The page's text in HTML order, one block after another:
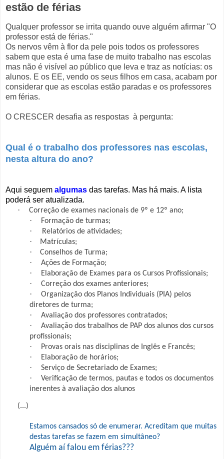
estão de férias
Qualquer professor se irrita quando ouve alguém afirmar "O
professor está de férias."
Os nervos vêm à flor da pele pois todos os professores
sabem que esta é uma fase de muito trabalho nas escolas
mas não é visível ao público que leva e traz as notícias: os
alunos. E os EE, vendo os seus filhos em casa, acabam por
considerar que as escolas estão paradas e os professores
em férias.
O CRESCER desafia as respostas à pergunta:
Qual é o trabalho dos professores nas escolas,
nesta altura do ano?
Aqui seguem algumas das tarefas. Mas há mais. A lista
poderá ser atualizada.
·
Correção de exames nacionais de 9º e 12º ano;
· Formação de turmas;
· Relatórios de atividades;
· Matrículas;
· Conselhos de Turma;
· Ações de Formação;
· Elaboração de Exames para os Cursos Profissionais;
· Correção dos exames anteriores;
·
Organização dos Planos Individuais (PIA) pelos
diretores de turma;
· Avaliação dos professores contratados;
·
Avaliação dos trabalhos de PAP dos alunos dos cursos
profissionais;
· Provas orais nas disciplinas de Inglês e Francês;
· Elaboração de horários;
· Serviço de Secretariado de Exames;
·
Verificação de termos, pautas e todos os documentos
inerentes à avaliação dos alunos
(...)
Estamos cansados só de enumerar. Acreditam que muitas
destas tarefas se fazem em simultâneo?
Alguém aí falou em férias???